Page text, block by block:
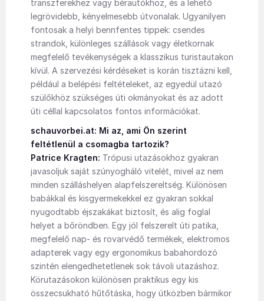
transzferekhez vagy bérautókhoz, és a lehető
legrövidebb, kényelmesebb útvonalak. Ugyanilyen
fontosak a helyi bennfentes tippek: csendes
strandok, különleges szállások vagy életkornak
megfelelő tevékenységek a klasszikus turistautakon
kívül. A szervezési kérdéseket is korán tisztázni kell,
például a belépési feltételeket, az egyedül utazó
szülőkhöz szükséges úti okmányokat és az adott
úti céllal kapcsolatos fontos információkat.
schauvorbei.at: Mi az, ami Ön szerint
feltétlenül a csomagba tartozik?
Patrice Kragten: Trópusi utazásokhoz gyakran
javasoljuk saját szúnyogháló vitelét, mivel az nem
minden szálláshelyen alapfelszereltség. Különösen
babákkal és kisgyermekekkel ez gyakran sokkal
nyugodtabb éjszakákat biztosít, és alig foglal
helyet a bőröndben. Egy jól felszerelt úti patika,
megfelelő nap- és rovarvédő termékek, elektromos
adapterek vagy egy ergonomikus babahordozó
szintén elengedhetetlenek sok távoli utazáshoz.
Körutazásokon különösen praktikus egy kis
összecsukható hűtőtáska, hogy útközben bármikor